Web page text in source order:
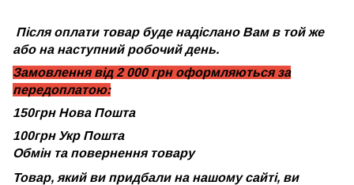
Після оплати товар буде надіслано Вам в той же
або на наступний робочий день.
Замовлення від 2 000 грн оформляються за
передоплатою:
150грн Нова Пошта
100грн Укр Пошта
Обмін та повернення товару
Товар, який ви придбали на нашому сайті, ви